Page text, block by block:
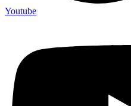
Youtube